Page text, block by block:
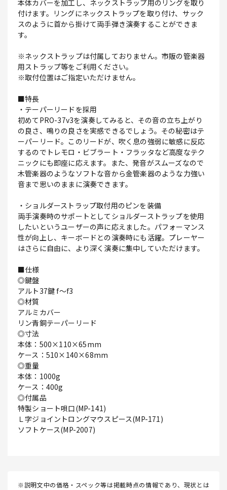
本体カバーを加工し、ネックストラップ用のリングを取り
付けます。リングにネックストラップを取り付け、サック
スのように首から掛けて両手弾き演奏することができま
す。
※ネックストラップは付属しておりません。市販の管楽器
用ストラップ等をご利用ください。
※取付位置はご指定いただけません。
■特長
・テーパーリードを採用
初めてPRO-37v3を演奏してみると、その音の立ち上がり
の良さ、鳴りの良さを実感できるでしょう。その秘密はテ
ーパーリード。このリードが、吹く息の強弱に敏感に反応
するのでトレモロ・ビブラート・フラッタなど高度なテク
ニックにも即座に応えます。また、発音がスムーズなので
木管楽器のようなソフトな音から金管楽器のような力強い
音まで思いのままに演奏できます。
・ショルダーストラップ取付用のピンを装備
両手演奏時のサポートとしてショルダーストラップを使用
したいというユーザーの声に応えました。パフォーマンス
性が向上し、キーボードとの演奏時にも活躍。プレーヤー
はさらに自由に、より深く演奏に集中していただけます。
■仕様
◎鍵盤
アルト37鍵 f～f3
◎材質
アルミカバー
リン青銅テーパーリード
◎寸法
本体：500×110×65mm
ケース：510×140×68mm
◎重量
本体：1000g
ケース：400g
◎付属品
特製ショート唄口(MP-141)
Ｌ字ジョイントロングマウスピース(MP-171)
ソフトケース(MP-2007)
※説明文中の価格・スペック等は掲載時点の情報であり、現状とは